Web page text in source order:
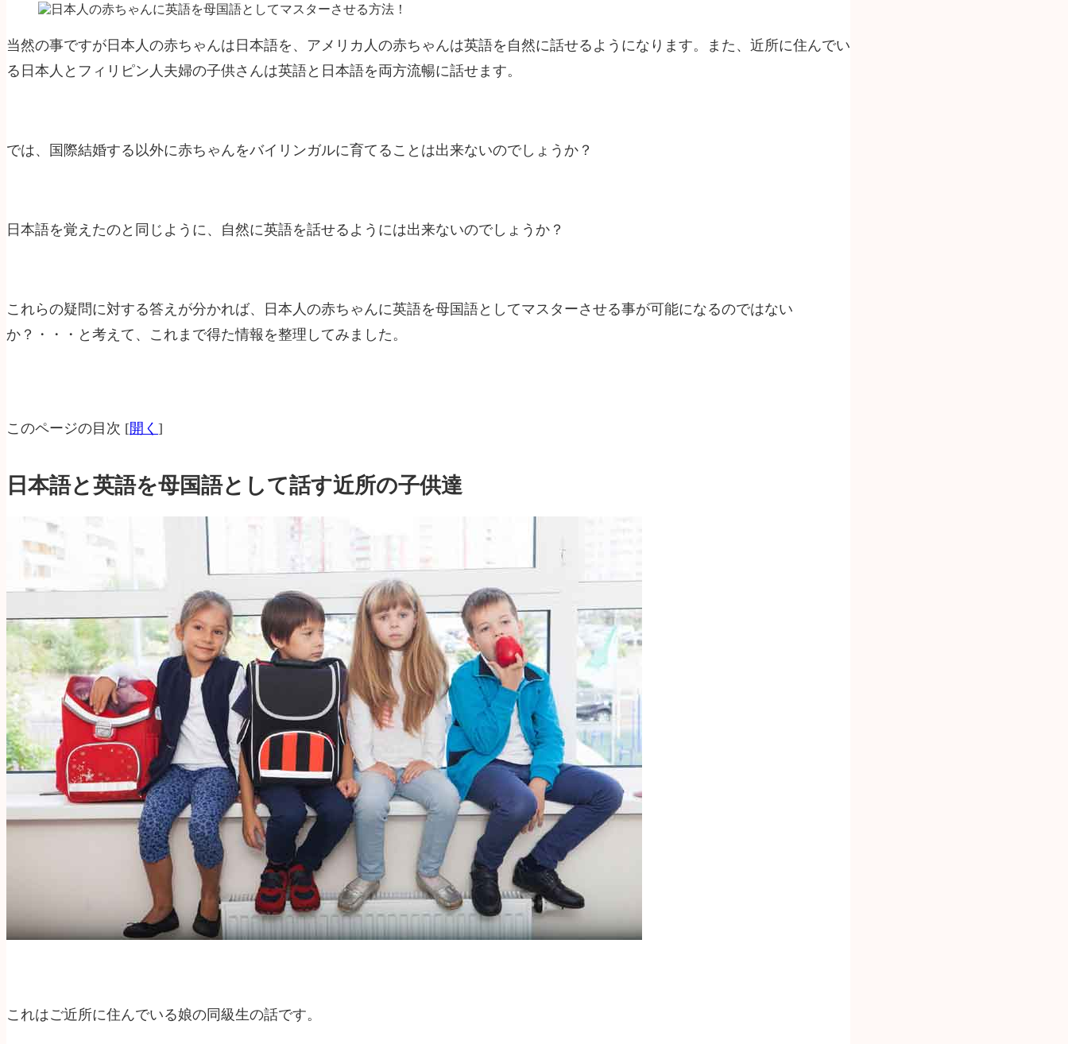
当然の事ですが日本人の赤ちゃんは日本語を、アメリカ人の赤ちゃんは英語を自然に話せるようになります。また、近所に住んでい
る日本人とフィリピン人夫婦の子供さんは英語と日本語を両方流暢に話せます。
では、国際結婚する以外に赤ちゃんをバイリンガルに育てることは出来ないのでしょうか？
日本語を覚えたのと同じように、自然に英語を話せるようには出来ないのでしょうか？
これらの疑問に対する答えが分かれば、日本人の赤ちゃんに英語を母国語としてマスターさせる事が可能になるのではない
か？・・・と考えて、これまで得た情報を整理してみました。
このページの目次 [開く ]
日本語と英語を母国語として話す近所の子供達
これはご近所に住んでいる娘の同級生の話です。